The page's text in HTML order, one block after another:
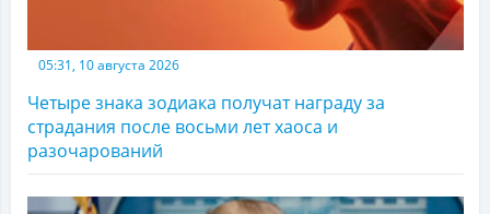
05:31, 10 августа 2026
Четыре знака зодиака получат награду за
страдания после восьми лет хаоса и
разочарований